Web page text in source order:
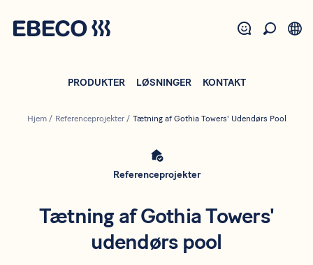
hovedindhold
PRODUKTER LØSNINGER KONTAKT
Hjem/ Referenceprojekter/ Tætning af Gothia Towers' Udendørs Pool
Referenceprojekter
Tætning af Gothia Towers'
udendørs pool